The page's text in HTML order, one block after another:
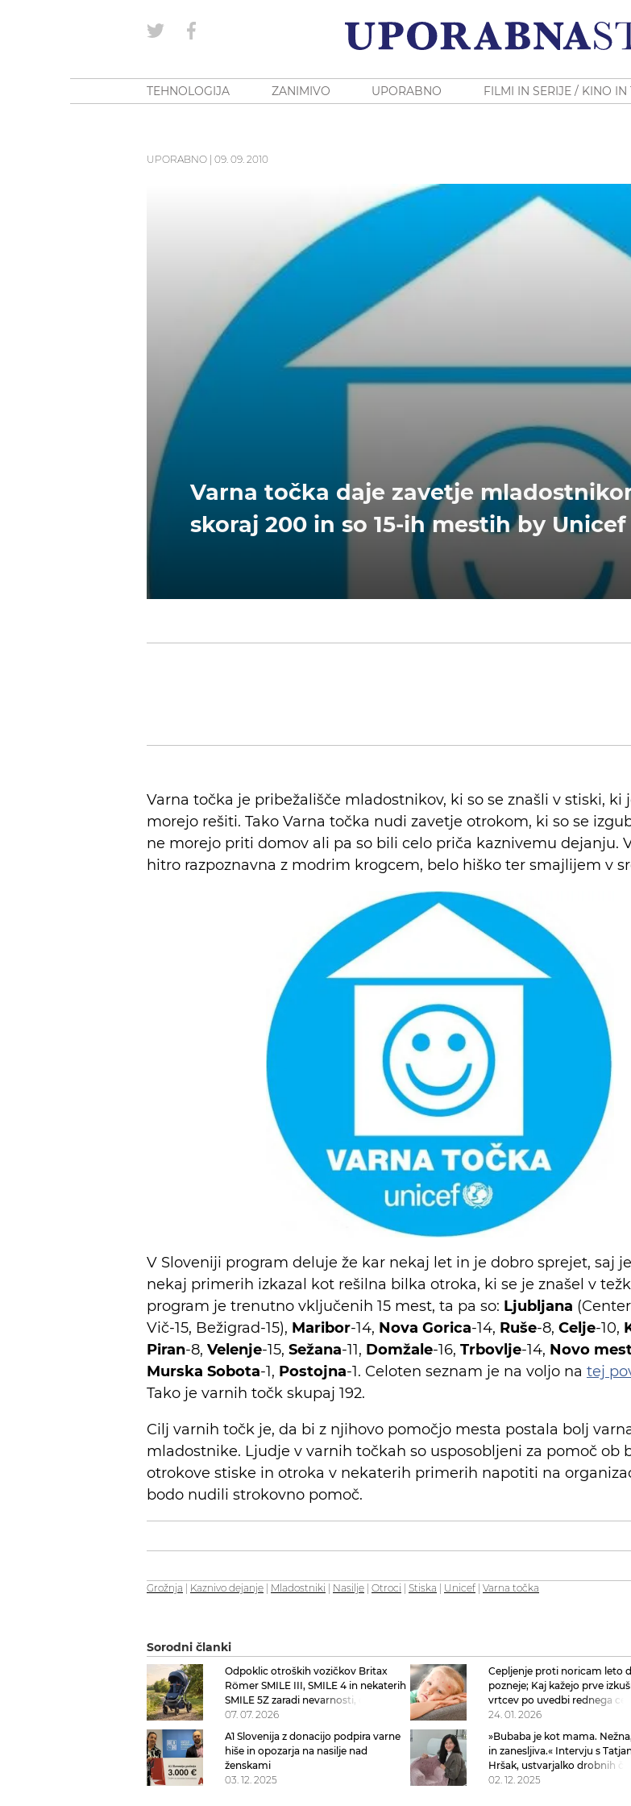
TEHNOLOGIJA ZANIMIVO UPORABNO FILMI IN SERIJE / KINO IN
UPORABNO 09. 09. 2010
Varna točka daje zavetje
skoraj 200 in so 15-ih mestih by Unicef
Varna točka je pribežališče mladostnikov, ki so se znašli v stiski, ki
morejo rešiti. Tako Varna točka nudi zavetje otrokom, ki so se
ne morejo priti domov ali pa so bili celo priča kaznivemu dejanju.
hitro razpoznavna z modrim krogcem, belo hiško ter smajlijem v
V Sloveniji program deluje že kar nekaj let in je dobro sprejet, saj
nekaj primerih izkazal kot rešilna bilka otroka, ki se je znašel v
program je trenutno vključenih 15 mest, ta pa so: Ljubljana
Vič-15, Bežigrad-15), Maribor-14, Nova Gorica-14, Ruše-8, Celje-10,
Piran-8, Velenje-15, Sežana-11, Domžale-16, Trbovlje-14, Novo
Murska Sobota-1, Postojna-1. Celoten seznam je na voljo na tej
Tako je varnih točk skupaj 192.
Cilj varnih točk je, da bi z njihovo pomočjo mesta postala bolj
mladostnike. Ljudje v varnih točkah so usposobljeni za pomoč ob
otrokove stiske in otroka v nekaterih primerih napotiti na
bodo nudili strokovno pomoč.
Grožnja Kaznivo dejanje Mladostniki Nasilje Otroci Stiska Unicef Varna točka
Sorodni članki
Odpoklic otroških vozičkov Britax
Römer SMILE III, SMILE 4 in nekaterih
SMILE 5Z zaradi nevarnosti, da
odpade prednje kolo
07. 07. 2026
Cepljenje proti noricam leto
pozneje; Kaj kažejo prve
vrtcev po uvedbi rednega
24. 01. 2026
A1 Slovenija z donacijo podpira varne
hiše in opozarja na nasilje nad
ženskami
03. 12. 2025
»Bubaba je kot mama.
in zanesljiva.« Intervju s
Hršak, ustvarjalko drobnih
hrvaškega Zagorja
02. 12. 2025